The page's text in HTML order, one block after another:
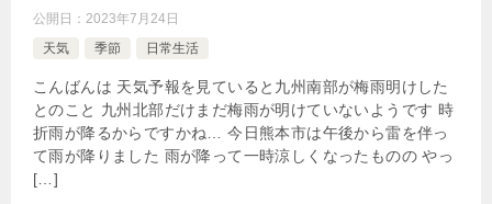
公開日： 2023年7月24日
天気
季節 日常生活
こんばんは 天気予報を見ていると九州南部が梅雨明けした
とのこと 九州北部だけまだ梅雨が明けていないようです 時
折雨が降るからですかね… 今日熊本市は午後から雷を伴っ
て雨が降りました 雨が降って一時涼しくなったものの やっ
[…]